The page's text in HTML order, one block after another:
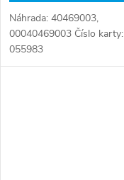
Náhrada: 40469003,
00040469003 Číslo karty:
055983